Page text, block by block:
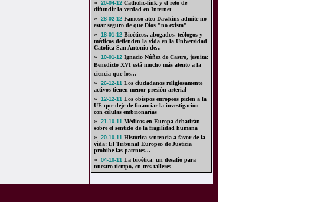
»
20-04-12Catholic-link y el reto de
difundir la verdad en Internet
»
28-02-12Famoso ateo Dawkins admite no
estar seguro de que Dios "no exista"
»
18-01-12Bioéticos, abogados, teólogos y
médicos defienden la vida en la Universidad
Católica San Antonio de...
»
10-01-12Ignacio Núñez de Castro, jesuita:
Benedicto XVI está mucho más atento a la
ciencia que los...
»
26-12-11 Los ciudadanos religiosamente
activos tienen menor presión arterial
»
12-12-11 Los obispos europeos piden a la
UE que deje de financiar la investigación
con células embrionarias
»
21-10-11 Médicos en Europa debatirán
sobre el sentido de la fragilidad humana
»
20-10-11 Histórica sentencia a favor de la
vida: El Tribunal Europeo de Justicia
prohíbe las patentes...
»
04-10-11 La bioética, un desafío para
nuestro tiempo, en tres talleres